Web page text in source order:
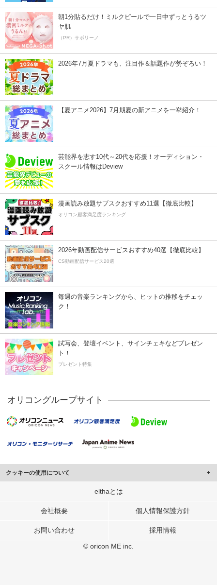
朝1分貼るだけ！ミルクピールで一日中ずっとうるツ
ヤ肌
（PR）サボリーノ
2026年7月夏ドラマも、注目作＆話題作が勢ぞろい！
【夏アニメ2026】7月期夏の新アニメを一挙紹介！
芸能界を志す10代～20代を応援！オーディション・
スクール情報はDeview
漫画読み放題サブスクおすすめ11選【徹底比較】
オリコン顧客満足度ランキング
2026年動画配信サービスおすすめ40選【徹底比較】
CS動画配信サービス20選
毎週の音楽ランキングから、ヒットの推移をチェッ
ク！
試写会、登壇イベント、サインチェキなどプレゼン
ト！
プレゼント特集
オリコングループサイト
クッキーの使用について
このサイトでは Cookie を使用して、ユーザーに合わせたコンテンツや広告の
行っています。
メディアや広告配信、データ解析の各パートナーに提供しています。
elthaとは
会社概要 個人情報保護方針
お問い合わせ 採用情報
© oricon ME inc.